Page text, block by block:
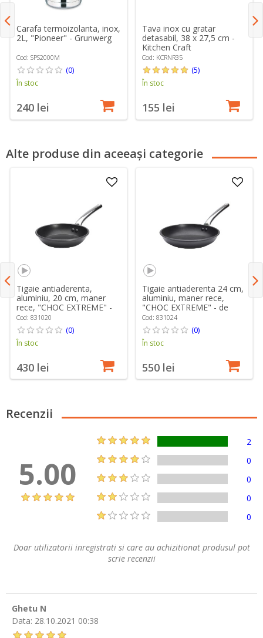
Carafa termoizolanta, inox,
2L, "Pioneer" - Grunwerg
Cod: SPS2000M
(0)
În stoc
240 lei
Tava inox cu gratar
detasabil, 38 x 27,5 cm -
Kitchen Craft
Cod: KCRNR35
(5)
În stoc
155 lei
Alte produse din aceeași categorie
Tigaie antiaderenta,
aluminiu, 20 cm, maner
rece, "CHOC EXTREME" -
de Buyer
Cod: 831020
(0)
În stoc
430 lei
Tigaie antiaderenta 24 cm,
aluminiu, maner rece,
"CHOC EXTREME" - de
Buyer
Cod: 831024
(0)
În stoc
550 lei
Recenzii
5.00
2
0
0
0
0
Doar utilizatorii inregistrati si care au achizitionat produsul pot
scrie recenzii
Ghetu N
Data: 28.10.2021 00:38